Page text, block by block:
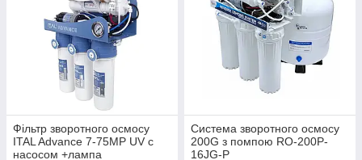
Фільтр зворотного осмосу
ITAL Advance 7-75MP UV с
насосом +лампа
Система зворотного осмосу
200G з помпою RO-200P-
16JG-P